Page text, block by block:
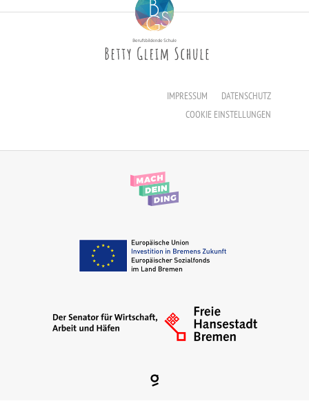
IMPRESSUM
DATENSCHUTZ
COOKIE EINSTELLUNGEN